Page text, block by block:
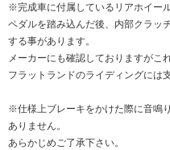
※完成車に付属しているリアホイー
ペダルを踏み込んだ後、内部クラッ
する事があります。
メーカーにも確認しておりますがこ
フラットランドのライディングには
※仕様上ブレーキをかけた際に音鳴
ありません。
あらかじめご了承下さい。